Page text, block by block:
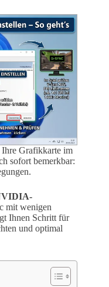
Grafikkarte im
sofort bemerkbar:
mit wenigen
Ihnen Schritt für
und optimal